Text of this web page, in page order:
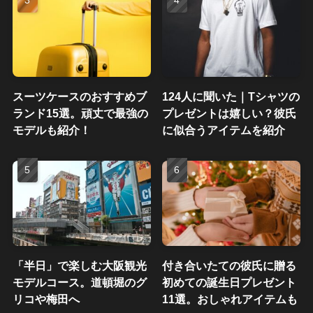
スーツケースのおすすめブ
ランド15選。頑丈で最強の
モデルも紹介！
124人に聞いた｜Tシャツの
プレゼントは嬉しい？彼氏
に似合うアイテムを紹介
「半日」で楽しむ大阪観光
モデルコース。道頓堀のグ
リコや梅田へ
付き合いたての彼氏に贈る
初めての誕生日プレゼント
11選。おしゃれアイテムも